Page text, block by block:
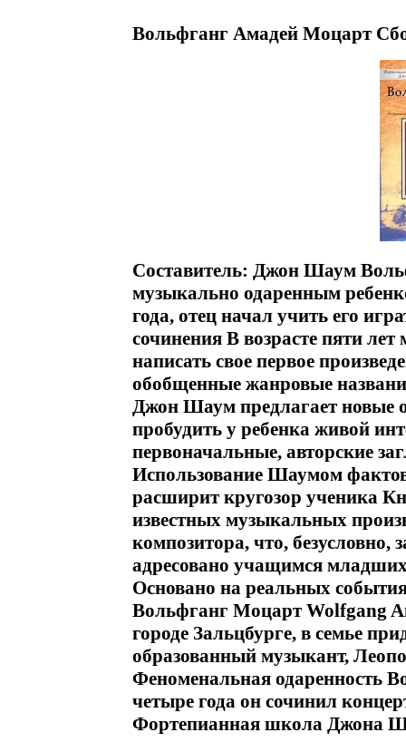
Вольфганг Амадей Моцарт
Составитель: Джон Шаум
музыкально одаренным
года, отец начал учить его
сочинения В возрасте пяти
написать свое первое
обобщенные жанровые
Джон Шаум предлагает новые
пробудить у ребенка живой
первоначальные, авторские
Использование Шаумом
расширит кругозор ученика
известных музыкальных
композитора, что, безусловно,
адресовано учащимся
Основано на реальных
Вольфганг Моцарт Wolfgang
городе Зальцбурге, в семье
образованный музыкант,
Феноменальная одаренность
четыре года он сочинил
Фортепианная школа Джона